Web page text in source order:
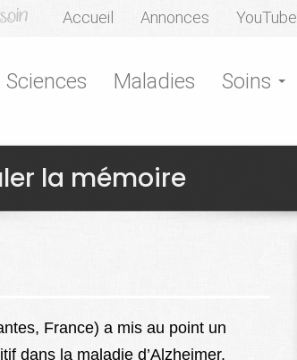
Accueil Annonces YouTube
Sciences Maladies Soins
la mémoire
France) a mis au point un
dans la maladie d’Alzheimer.